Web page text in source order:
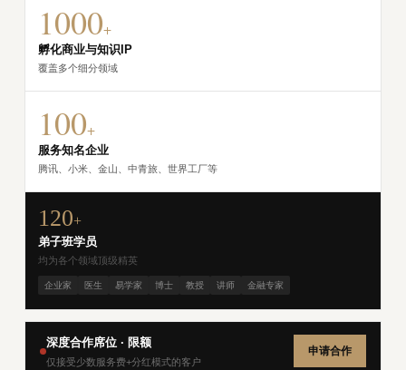
1000+
孵化商业与知识IP
覆盖多个细分领域
100+
服务知名企业
腾讯、小米、金山、中青旅、世界工厂等
120+
弟子班学员
均为各个领域顶级精英
企业家 医生 易学家 博士 教授 讲师 金融专家
深度合作席位 · 限额
仅接受少数服务费+分红模式的客户
申请合作